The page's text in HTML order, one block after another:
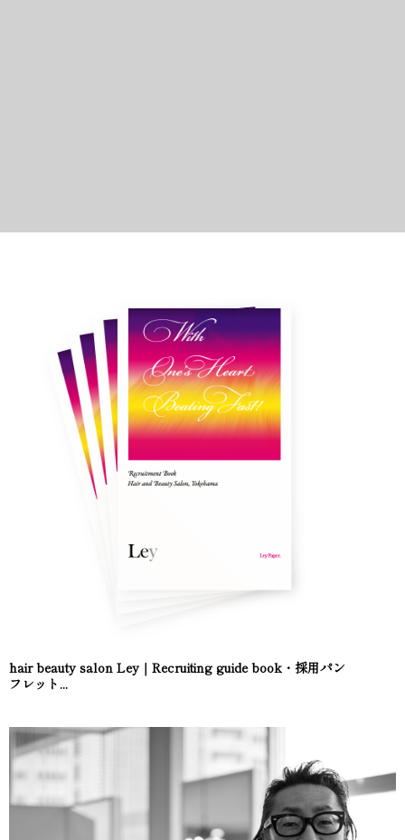
hair beauty salon Ley｜Recruiting guide book・採用パン
フレット...